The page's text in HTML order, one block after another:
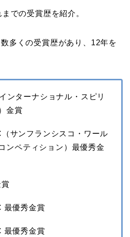
での受賞歴を紹介。
多くの受賞歴があり、12年を
ンターナショナル・スピリ
金賞
サンフランシスコ・ワール
ンペティション）最優秀金
優秀金賞
優秀金賞